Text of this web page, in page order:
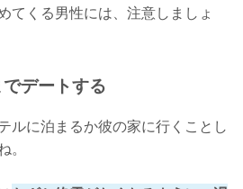
てくる男性には、注意しましょ
デートする
ルに泊まるか彼の家に行くことし